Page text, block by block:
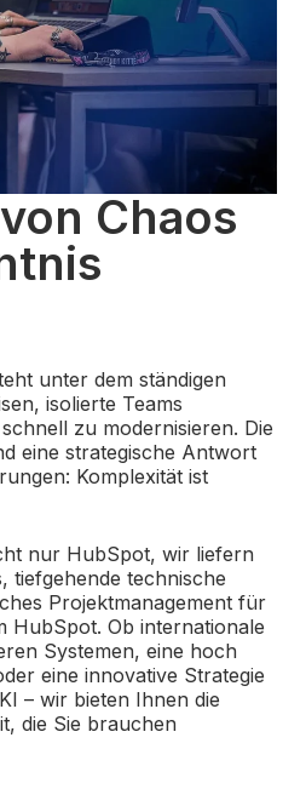
Chaos
unter dem ständigen
isolierte Teams
zu modernisieren. Die
eine strategische Antwort
Komplexität ist
nur HubSpot, wir liefern
tiefgehende technische
Projektmanagement für
HubSpot. Ob internationale
Systemen, eine hoch
eine innovative Strategie
– wir bieten Ihnen die
die Sie brauchen